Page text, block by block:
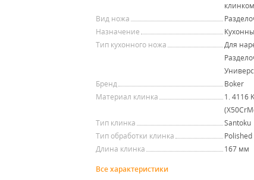
клинком
Вид ножа
Назначение
Тип кухонного ножа
Для
Бренд
Boker
Материал клинка
1. 4116
Тип клинка
Santoku
Тип обработки клинка
Polished
Длина клинка
167 мм
Все характеристики